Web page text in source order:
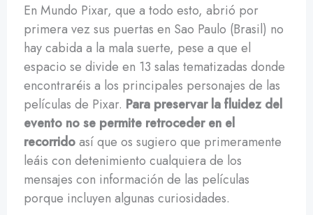
En Mundo Pixar, que a todo esto, abrió por
primera vez sus puertas en Sao Paulo (Brasil) no
hay cabida a la mala suerte, pese a que el
espacio se divide en 13 salas tematizadas donde
encontraréis a los principales personajes de las
películas de Pixar. Para preservar la fluidez del
evento no se permite retroceder en el
recorridoasí que os sugiero que primeramente
leáis con detenimiento cualquiera de los
mensajes con información de las películas
porque incluyen algunas curiosidades.